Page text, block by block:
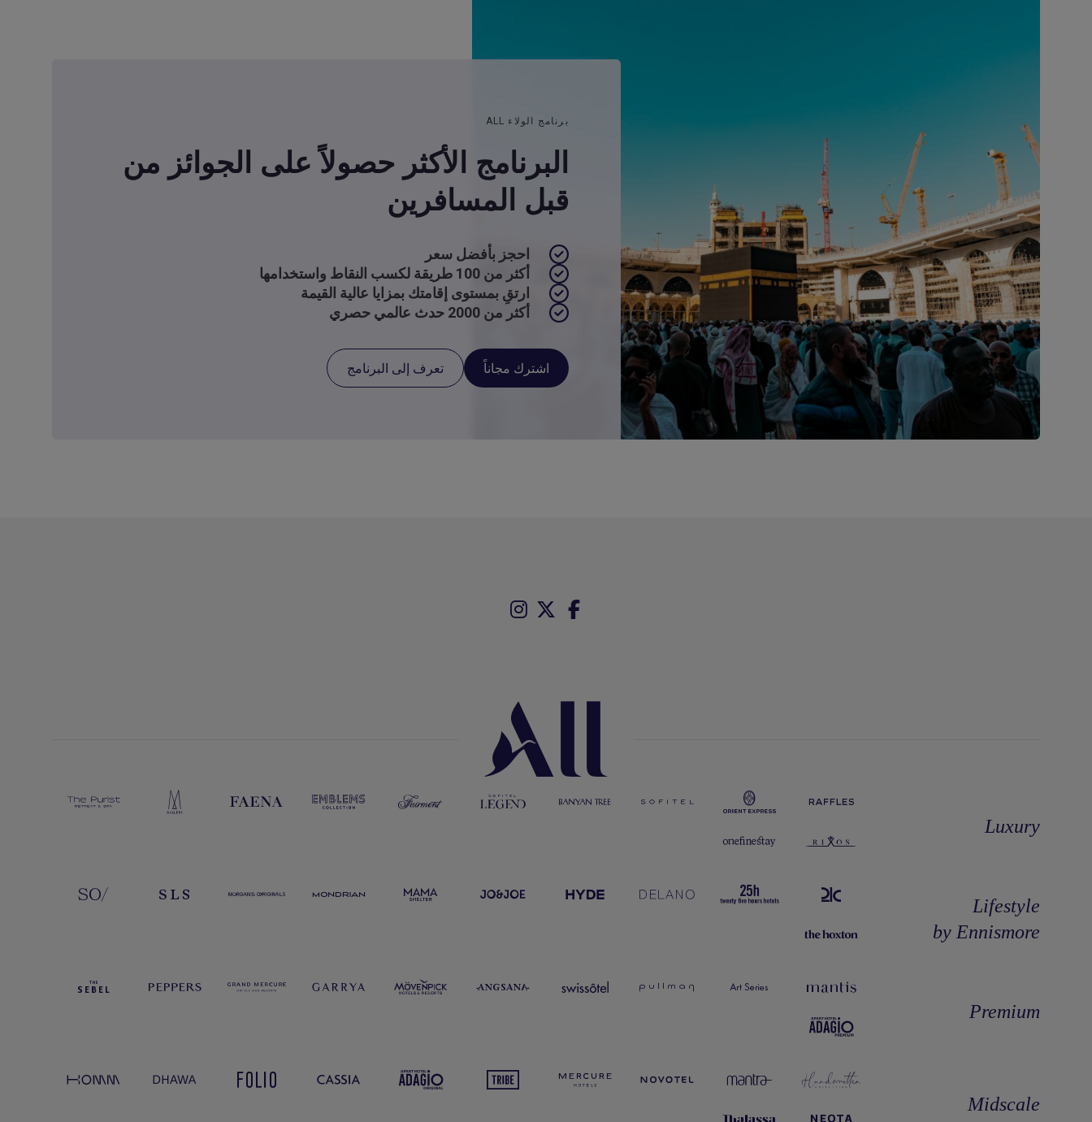
برنامج الولاء ALL
البرنامج الأكثر حصولاً على الجوائز من
قبل المسافرين
احجز بأفضل سعر
أكثر من 100 طريقة لكسب النقاط واستخدامها
ارتقِ بمستوى إقامتك بمزايا عالية القيمة
أكثر من 2000 حدث عالمي حصري
اشترك مجاناً تعرف إلى البرنامج
Luxury
Lifestyle
by Ennismore
Premium
Midscale